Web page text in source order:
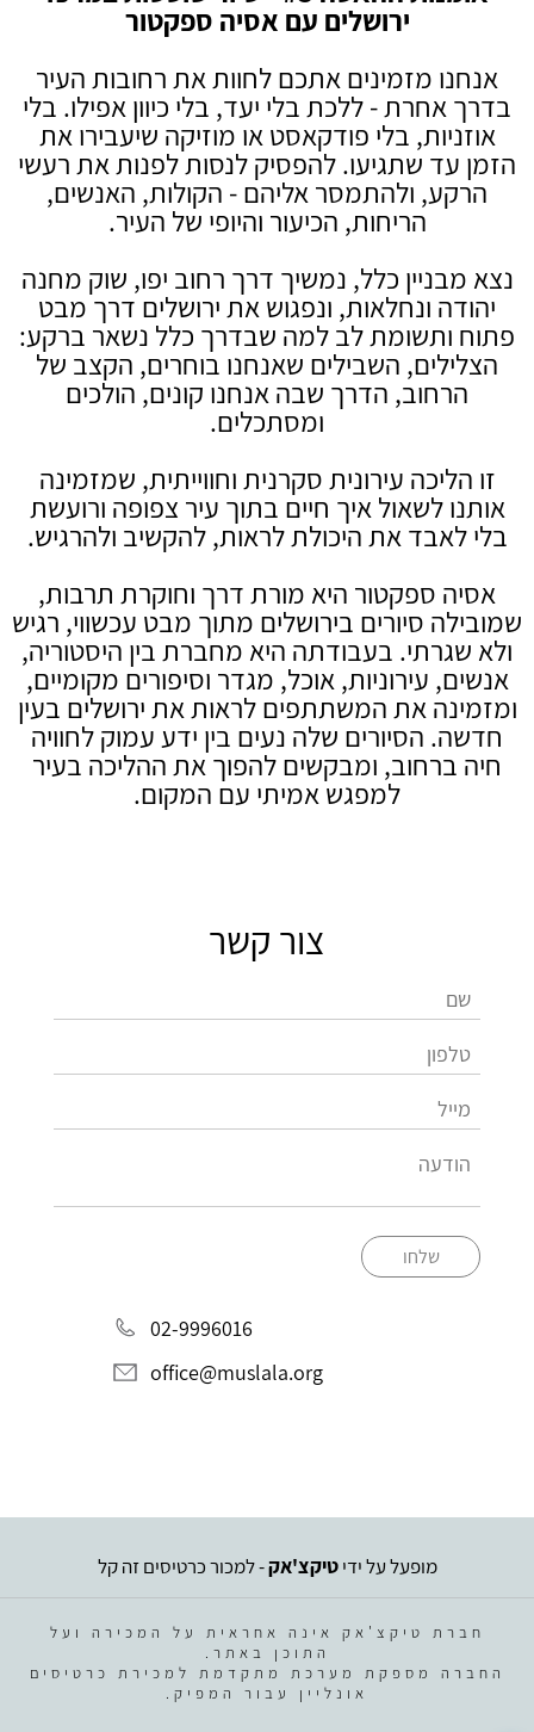
ירושלים עם אסיה ספקטור
אנחנו מזמינים אתכם לחוות את רחובות העיר
בדרך אחרת - ללכת בלי יעד, בלי כיוון אפילו. בלי
אוזניות, בלי פודקאסט או מוזיקה שיעבירו את
הזמן עד שתגיעו. להפסיק לנסות לפנות את רעשי
הרקע, ולהתמסר אליהם - הקולות, האנשים,
הריחות, הכיעור והיופי של העיר.
נצא מבניין כלל, נמשיך דרך רחוב יפו, שוק מחנה
יהודה ונחלאות, ונפגוש את ירושלים דרך מבט
פתוח ותשומת לב למה שבדרך כלל נשאר ברקע:
הצלילים, השבילים שאנחנו בוחרים, הקצב של
הרחוב, הדרך שבה אנחנו קונים, הולכים
ומסתכלים.
זו הליכה עירונית סקרנית וחווייתית, שמזמינה
אותנו לשאול איך חיים בתוך עיר צפופה ורועשת
בלי לאבד את היכולת לראות, להקשיב ולהרגיש.
אסיה ספקטור היא מורת דרך וחוקרת תרבות,
שמובילה סיורים בירושלים מתוך מבט עכשווי, רגיש
ולא שגרתי. בעבודתה היא מחברת בין היסטוריה,
אנשים, עירוניות, אוכל, מגדר וסיפורים מקומיים,
ומזמינה את המשתתפים לראות את ירושלים בעין
חדשה. הסיורים שלה נעים בין ידע עמוק לחוויה
חיה ברחוב, ומבקשים להפוך את ההליכה בעיר
למפגש אמיתי עם המקום.
צור קשר
שלחו
02-9996016
office@muslala.org
מופעל על ידיטיקצ'אק- למכור כרטיסים זה קל
חברת טיקצ'אק אינה אחראית על המכירה ועל
התוכן באתר.
החברה מספקת מערכת מתקדמת למכירת כרטיסים
אונליין עבור המפיק.